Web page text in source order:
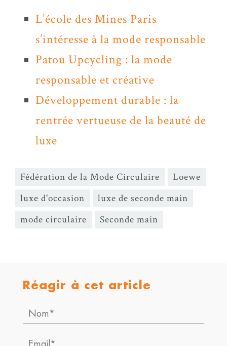
L’école des Mines Paris
s’intéresse à la mode responsable
Patou Upcycling : la mode
responsable et créative
Développement durable : la
rentrée vertueuse de la beauté de
luxe
Fédération de la Mode Circulaire
Loewe
luxe d'occasion
luxe de seconde main
mode circulaire
Seconde main
Réagir à cet article
Nom*
Email*